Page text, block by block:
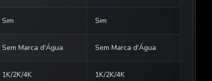
Sim Sim
Sem Marca d'Água Sem Marca d'Água
1K/2K/4K 1K/2K/4K